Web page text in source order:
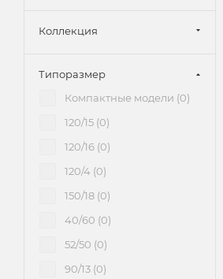
Коллекция
Типоразмер
Компактные модели (0)
120/15 (0)
120/16 (0)
120/4 (0)
150/18 (0)
40/60 (0)
52/50 (0)
90/13 (0)